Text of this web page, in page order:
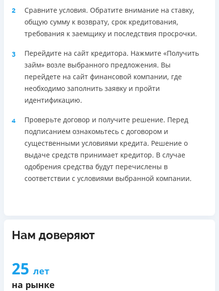
2
Сравните условия. Обратите внимание на ставку,
общую сумму к возврату, срок кредитования,
требования к заемщику и последствия просрочки.
3
Перейдите на сайт кредитора. Нажмите «Получить
займ» возле выбранного предложения. Вы
перейдете на сайт финансовой компании, где
необходимо заполнить заявку и пройти
идентификацию.
4
Проверьте договор и получите решение. Перед
подписанием ознакомьтесь с договором и
существенными условиями кредита. Решение о
выдаче средств принимает кредитор. В случае
одобрения средства будут перечислены в
соответствии с условиями выбранной компании.
Нам доверяют
25 лет
на рынке